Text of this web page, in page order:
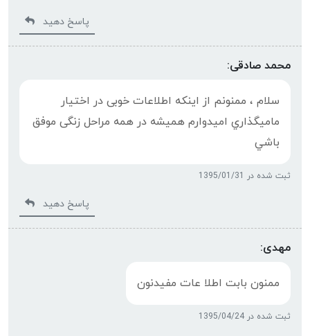
پاسخ دهید
محمد صادقی:
سلام ، ممنونم از اینکه اطلاعات خوبی در اختیار
ماميگذاري امیدوارم همیشه در همه مراحل زنگی موفق
باشي
ثبت شده در 1395/01/31
پاسخ دهید
مهدی:
ممنون بابت اطلا عات مفیدنون
ثبت شده در 1395/04/24